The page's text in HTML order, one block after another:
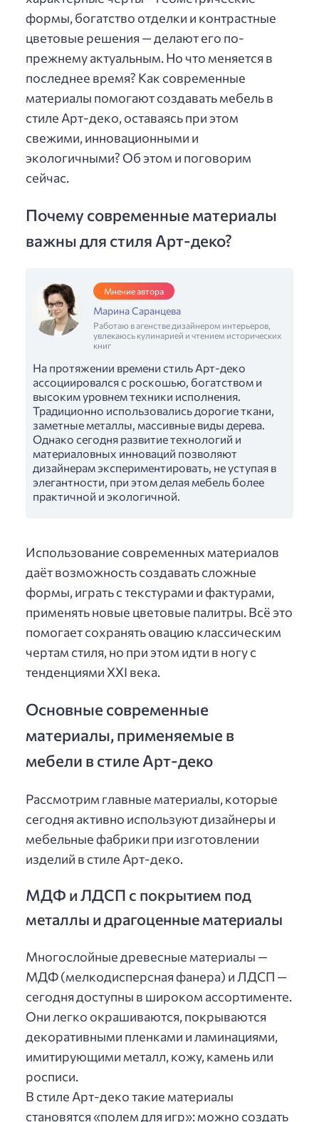
формы, богатство отделки и контрастные
цветовые решения — делают его по-
прежнему актуальным. Но что меняется в
последнее время? Как современные
материалы помогают создавать мебель в
стиле Арт-деко, оставаясь при этом
свежими, инновационными и
экологичными? Об этом и поговорим
сейчас.
Почему современные материалы
важны для стиля Арт-деко?
Мнение автора
Марина Саранцева
Работаю в агенстве дизайнером интерьеров,
увлекаюсь кулинарией и чтением исторических
книг
На протяжении времени стиль Арт-деко
ассоциировался с роскошью, богатством и
высоким уровнем техники исполнения.
Традиционно использовались дорогие ткани,
заметные металлы, массивные виды дерева.
Однако сегодня развитие технологий и
материаловных инноваций позволяют
дизайнерам экспериментировать, не уступая в
элегантности, при этом делая мебель более
практичной и экологичной.
Использование современных материалов
даёт возможность создавать сложные
формы, играть с текстурами и фактурами,
применять новые цветовые палитры. Всё это
помогает сохранять овацию классическим
чертам стиля, но при этом идти в ногу с
тенденциями XXI века.
Основные современные
материалы, применяемые в
мебели в стиле Арт-деко
Рассмотрим главные материалы, которые
сегодня активно используют дизайнеры и
мебельные фабрики при изготовлении
изделий в стиле Арт-деко.
МДФ и ЛДСП с покрытием под
металлы и драгоценные материалы
Многослойные древесные материалы —
МДФ (мелкодисперсная фанера) и ЛДСП —
сегодня доступны в широком ассортименте.
Они легко окрашиваются, покрываются
декоративными пленками и ламинациями,
имитирующими металл, кожу, камень или
росписи.
В стиле Арт-деко такие материалы
становятся «полем для игр»: можно создать